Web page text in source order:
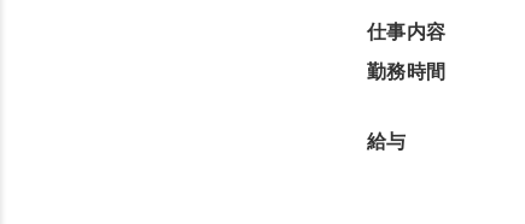
仕事内容
勤務時間
給与